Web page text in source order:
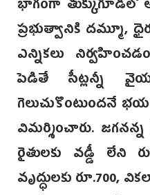
భాగంగా
ప్రభుత్వానికి దమ్మూ,
ఎన్నికలు
పెడితే సీట్లన్నీ
గెలుచుకొంటుందనే
విమర్శించారు.
రైతులకు వడ్డీ లేని
వృద్ధులకు రూ.700,